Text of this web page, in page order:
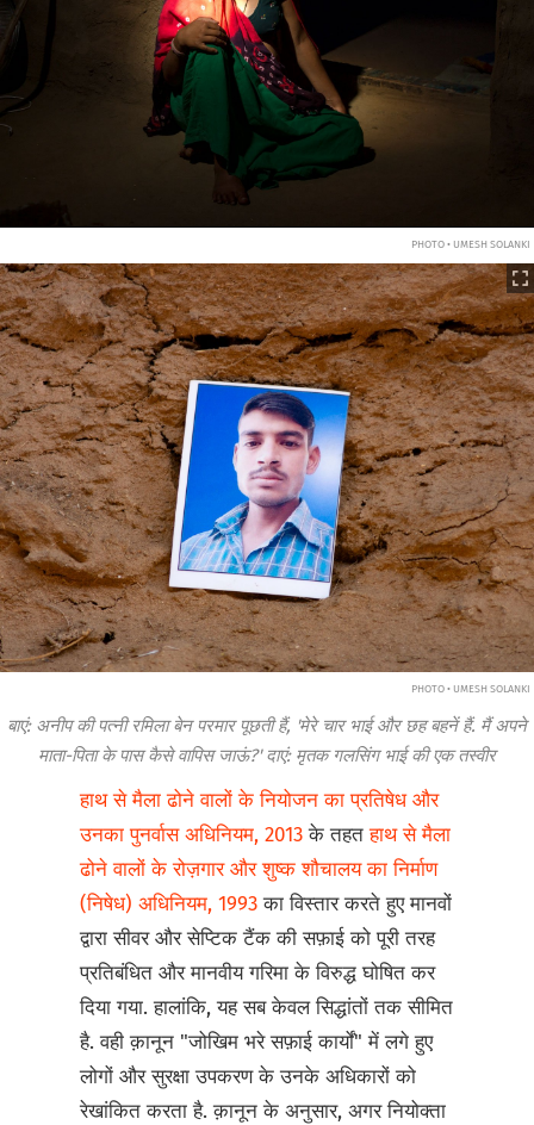
PHOTO • UMESH SOLANKI
PHOTO • UMESH SOLANKI
बाएं: अनीप की पत्नी रमिला बेन परमार पूछती हैं, 'मेरे चार भाई और छह बहनें हैं. मैं अपने
माता-पिता के पास कैसे वापिस जाऊं?' दाएं: मृतक गलसिंग भाई की एक तस्वीर
हाथ से मैला ढोने वालों के नियोजन का प्रतिषेध और
उनका पुनर्वास अधिनियम, 2013के तहतहाथ से मैला
ढोने वालों के रोज़गार और शुष्क शौचालय का निर्माण
(निषेध) अधिनियम, 1993का विस्तार करते हुए मानवों
द्वारा सीवर और सेप्टिक टैंक की सफ़ाई को पूरी तरह
प्रतिबंधित और मानवीय गरिमा के विरुद्ध घोषित कर
दिया गया. हालांकि, यह सब केवल सिद्धांतों तक सीमित
है. वही क़ानून "जोखिम भरे सफ़ाई कार्यों" में लगे हुए
लोगों और सुरक्षा उपकरण के उनके अधिकारों को
रेखांकित करता है. क़ानून के अनुसार, अगर नियोक्ता